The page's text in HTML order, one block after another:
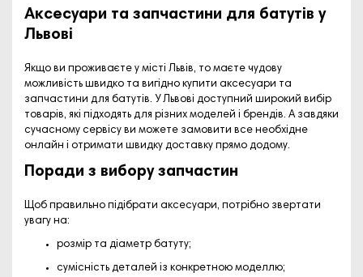
Аксесуари та запчастини для батутів у
Львові
Якщо ви проживаєте у місті Львів, то маєте чудову
можливість швидко та вигідно купити аксесуари та
запчастини для батутів. У Львові доступний широкий вибір
товарів, які підходять для різних моделей і брендів. А завдяки
сучасному сервісу ви можете замовити все необхідне
онлайн і отримати швидку доставку прямо додому.
Поради з вибору запчастин
Щоб правильно підібрати аксесуари, потрібно звертати
увагу на:
розмір та діаметр батуту;
сумісність деталей із конкретною моделлю;